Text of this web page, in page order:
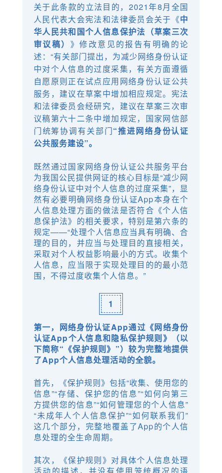
关于此条款的立法目的，2021年8月全国
人民代表大会宪法和法律委员会关于《中
华人民共和国个人信息保护法（草案三次
审议稿） 》修改意见的报告有明确的论
述：“有关部门提出，为减少网络身份认证
中对个人信息的过度采集，有关方面遵循
自愿原则正在试点应用网络身份认证公共
服务，建议在草案中增加相应规定。宪法
和法律委员会经研究，建议在草案三次审
议稿第六十二条中增加规定，国家网信部
门统筹协调有关部门“推进网络身份认证
公共服务建设”。
既然通过国家网络身份认证公共服务平台
为我国公民提供网证的核心目标是“减少网
络身份认证中对个人信息的过度采集”，显
然有必要明确网络身份认证App本身在个
人信息处理方面的做法是否符合《个人信
息保护法》的相关要求，特别是第六条的
规定——“处理个人信息应当具有明确、合
理的目的，并应当与处理目的直接相关，
采取对个人权益影响最小的方式。收集个
人信息，应当限于实现处理目的的最小范
围，不得过度收集个人信息。”
1
第一，网络身份认证App通过《网络身份
认证App个人信息和隐私保护规则》（以
下简称“《保护规则》”）较为完整地提供
了App个人信息处理活动的全貌。
首先，《保护规则》包括“收集、使用您的
信息”“存储、保护您的信息”“如何向第三
方提供您的信息”“如何管理您的个人信息”
“未成年人个人信息保护”“如何联系我们”
这几个部分，完整地覆盖了App的个人信
息处理的全生命周期。
其次，《保护规则》对具体个人信息处理
活动的描述，并没有使用笼统概况的语